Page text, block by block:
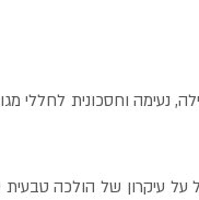
נעימה וחסכונית לחללי
עיקרון של הולכה טבעית